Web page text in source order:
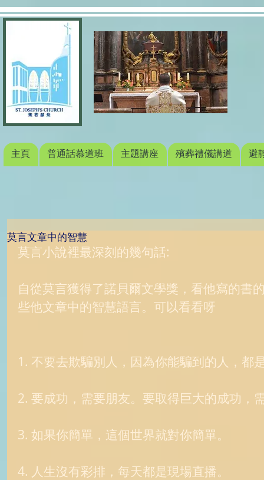
主頁 普通話慕道班 主題講座 殯葬禮儀講道 避
莫言文章中的智慧
莫言小說裡最深刻的幾句話:
自從莫言獲得了諾貝爾文學獎，看他寫的書
些他文章中的智慧語言。可以看看呀
1. 不要去欺騙別人，因為你能騙到的人，都
2. 要成功，需要朋友。要取得巨大的成功，
3. 如果你簡單，這個世界就對你簡單。
4. 人生沒有彩排，每天都是現場直播。